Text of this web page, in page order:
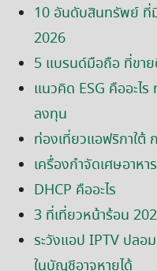
10 อันดับสินทรัพย์ ที่
2026
5 แบรนด์มือถือ ที่ขา
แนวคิด ESG คืออะไ
ลงทุน
ท่องเที่ยวแอฟริกาใ
เครื่องกำจัดเศษอาหา
DHCP คืออะไร
3 ที่เที่ยวหน้าร้อน
ระวังแอป IPTV ปลอ
ในบัญชีอาจหายได้